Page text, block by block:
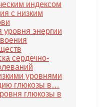
индексом
с низким
уровня энергии
сердечно-
уровнями
глюкозы в…
глюкозы в